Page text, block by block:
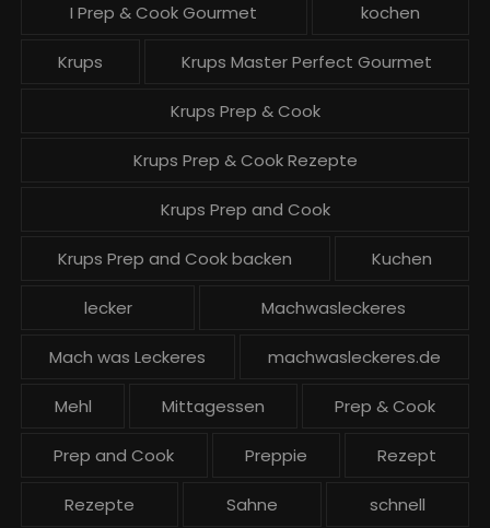
I Prep & Cook Gourmet kochen
Krups Krups Master Perfect Gourmet
Krups Prep & Cook
Krups Prep & Cook Rezepte
Krups Prep and Cook
Krups Prep and Cook backen Kuchen
lecker Machwasleckeres
Mach was Leckeres machwasleckeres.de
Mehl Mittagessen Prep & Cook
Prep and Cook Preppie Rezept
Rezepte Sahne schnell